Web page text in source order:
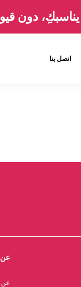
دون
اتصل بنا
عن
عن